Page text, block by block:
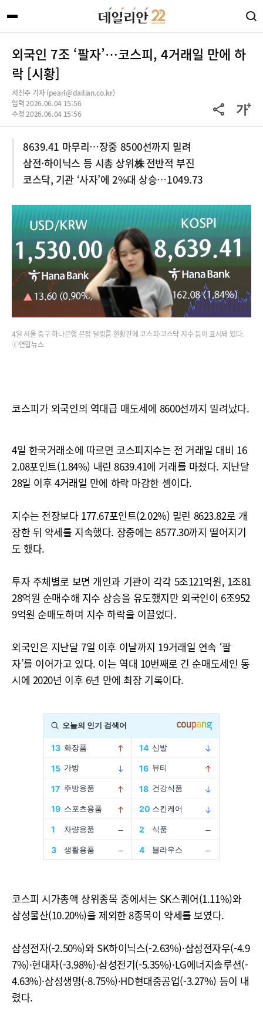
외국인 7조 ‘팔자’…코스피, 4거래일 만에 하
락 [시황]
서진주 기자 (pearl@dailian.co.kr)
입력 2026.06.04 15:56
수정 2026.06.04 15:56
8639.41 마무리…장중 8500선까지 밀려
삼전·하이닉스 등 시총 상위株 전반적 부진
코스닥, 기관 ‘사자’에 2%대 상승…1049.73
4일 서울 중구 하나은행 본점 딜링룸 현황판에 코스피·코스닥 지수 등이 표시돼 있다.
ⓒ연합뉴스
코스피가 외국인의 역대급 매도세에 8600선까지 밀려났다.
4일 한국거래소에 따르면 코스피지수는 전 거래일 대비 16
2.08포인트(1.84%) 내린 8639.41에 거래를 마쳤다. 지난달
28일 이후 4거래일 만에 하락 마감한 셈이다.
지수는 전장보다 177.67포인트(2.02%) 밀린 8623.82로 개
장한 뒤 약세를 지속했다. 장중에는 8577.30까지 떨어지기
도 했다.
투자 주체별로 보면 개인과 기관이 각각 5조121억원, 1조81
28억원 순매수해 지수 상승을 유도했지만 외국인이 6조952
9억원 순매도하며 지수 하락을 이끌었다.
외국인은 지난달 7일 이후 이날까지 19거래일 연속 ‘팔
자’를 이어가고 있다. 이는 역대 10번째로 긴 순매도세인 동
시에 2020년 이후 6년 만에 최장 기록이다.
코스피 시가총액 상위종목 중에서는 SK스퀘어(1.11%)와
삼성물산(10.20%)을 제외한 8종목이 약세를 보였다.
삼성전자(-2.50%)와 SK하이닉스(-2.63%)·삼성전자우(-4.9
7%)·현대차(-3.98%)·삼성전기(-5.35%)·LG에너지솔루션(-
4.63%)·삼성생명(-8.75%)·HD현대중공업(-3.27%) 등이 내
렸다.